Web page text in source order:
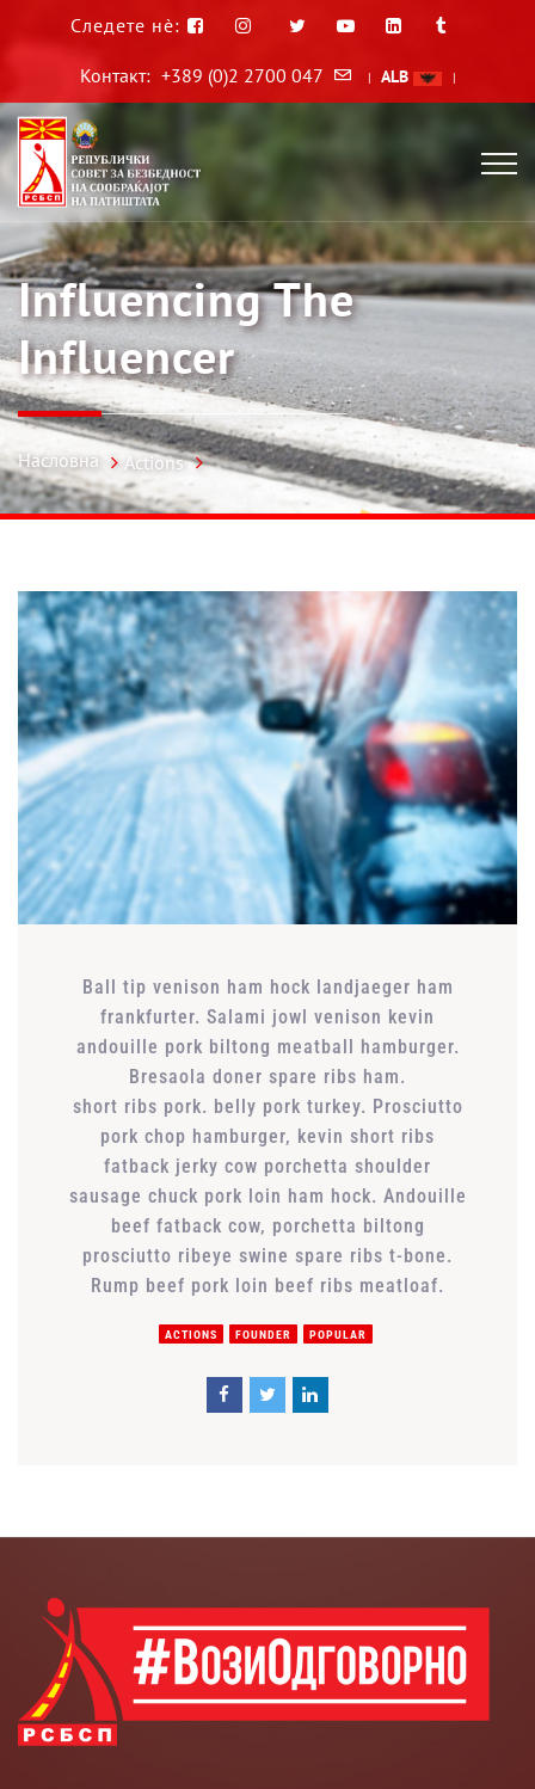
Следете нè:
Контакт: +389 (0)2 2700 047 | ALB |
Influencing The
Influencer
Насловна Actions
Ball tip venison ham hock landjaeger ham
frankfurter. Salami jowl venison kevin
andouille pork biltong meatball hamburger.
Bresaola doner spare ribs ham.
short ribs pork. belly pork turkey. Prosciutto
pork chop hamburger, kevin short ribs
fatback jerky cow porchetta shoulder
sausage chuck pork loin ham hock. Andouille
beef fatback cow, porchetta biltong
prosciutto ribeye swine spare ribs t-bone.
Rump beef pork loin beef ribs meatloaf.
ACTIONS FOUNDER POPULAR